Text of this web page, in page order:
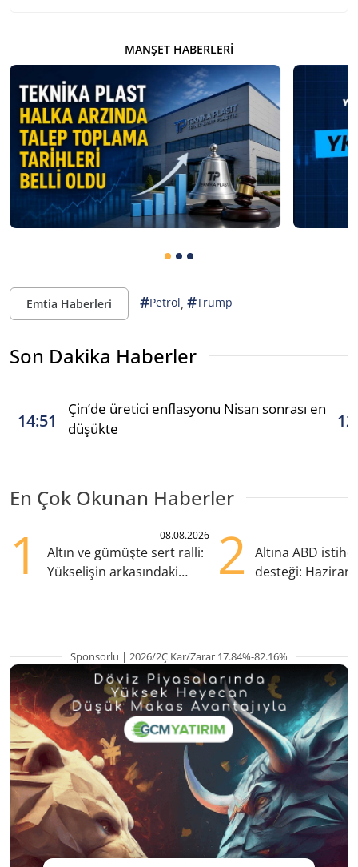
MANŞET HABERLERI
Emtia Haberleri #Petrol, #Trump
Son Dakika Haberler
14:51
Çin’de üretici enflasyonu Nisan sonrası en
düşükte
En Çok Okunan Haberler
1 08.08.2026
Altın ve gümüşte sert ralli:
Yükselişin arkasındaki
2
Altına ABD
desteği:
Sponsorlu | 2026/2Ç Kar/Zarar 17.84%-82.16%